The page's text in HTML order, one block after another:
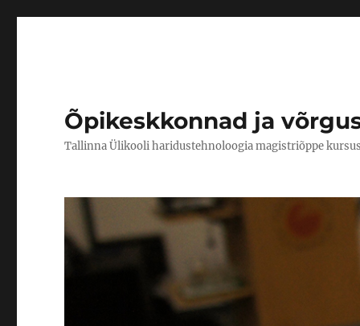
Õpikeskkonnad ja
Tallinna Ülikooli haridustehnoloogia magistriõppe kursus